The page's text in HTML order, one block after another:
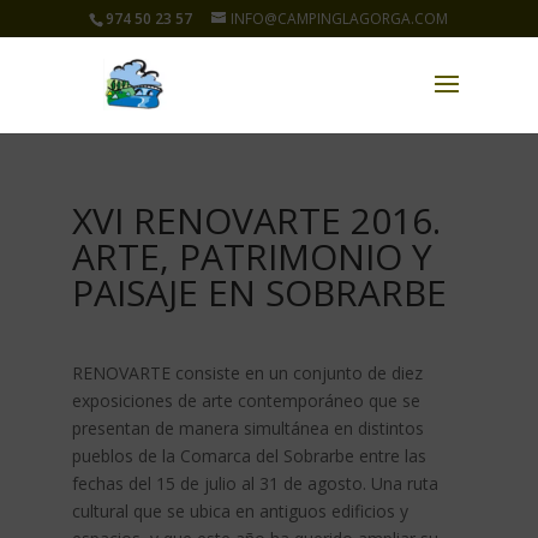
974 50 23 57 INFO@CAMPINGLAGORGA.COM
XVI RENOVARTE 2016.
ARTE, PATRIMONIO Y
PAISAJE EN SOBRARBE
RENOVARTE consiste en un conjunto de diez
exposiciones de arte contemporáneo que se
presentan de manera simultánea en distintos
pueblos de la Comarca del Sobrarbe entre las
fechas del 15 de julio al 31 de agosto. Una ruta
cultural que se ubica en antiguos edificios y